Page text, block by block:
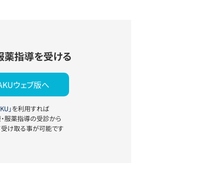
薬指導を受ける
ウェブ版へ
」を利用すれば
服薬指導の受診から
け取る事が可能です